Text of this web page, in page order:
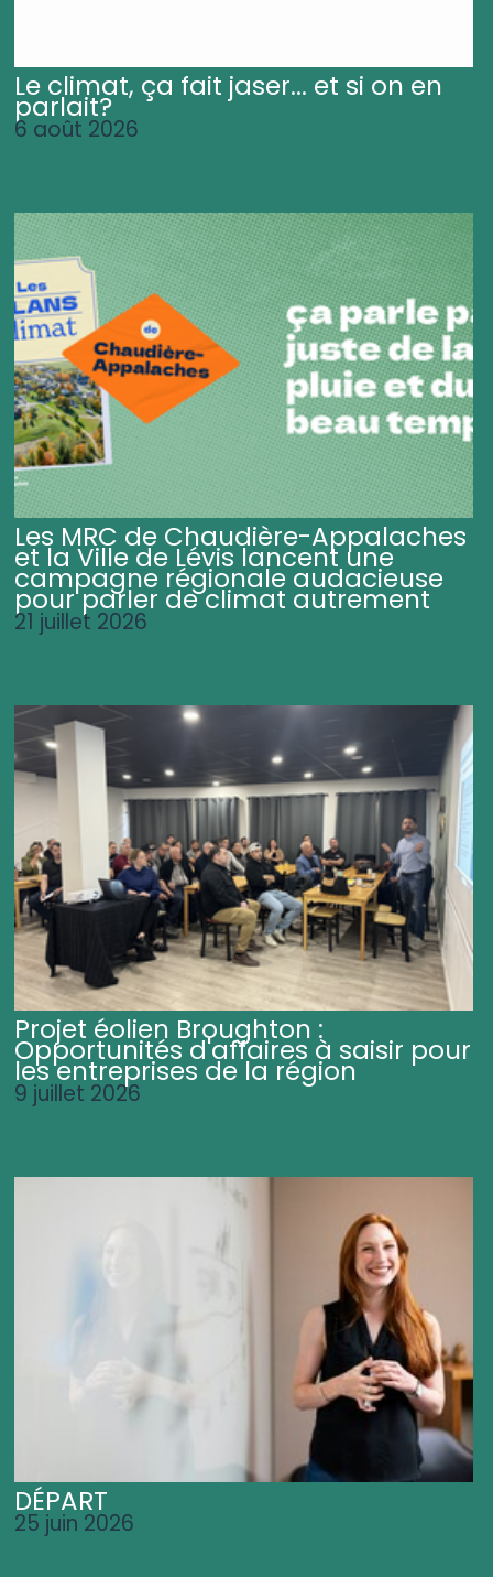
Le climat, ça fait jaser... et si on en
parlait?
6 août 2026
Les MRC de Chaudière-Appalaches
et la Ville de Lévis lancent une
campagne régionale audacieuse
pour parler de climat autrement
21 juillet 2026
Projet éolien Broughton :
Opportunités d'affaires à saisir pour
les entreprises de la région
9 juillet 2026
DÉPART
25 juin 2026